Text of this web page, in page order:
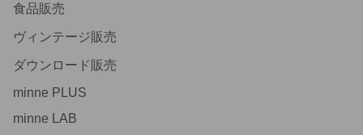
食品販売
ヴィンテージ販売
ダウンロード販売
minne PLUS
minne LAB